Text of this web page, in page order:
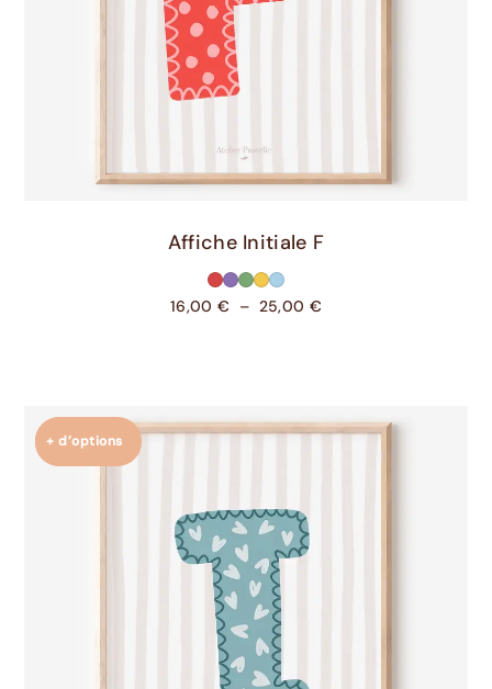
Choix Des Options
Affiche Initiale F
16,00 € – 25,00 €
+ d’options